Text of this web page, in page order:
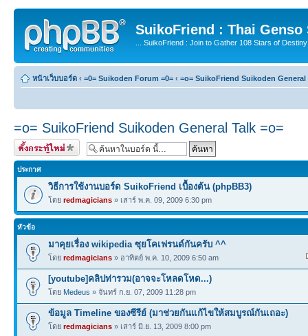
SuikoFriend : Thai Genso
... SuikoFriend : Join to Gather 108 Stars of
หน้าเว็บบอร์ด ‹ =0= Suikoden Forum =0= ‹ =o= SuikoFriend Suikoden General
=o= SuikoFriend Suikoden General Talk =o=
ตั้งกระทู้ใหม่
ประกาศ
วิธีการใช้งานบอร์ด SuikoFriend เบื้องต้น (phpBB3)
โดย redmagicians » เสาร์ พ.ค. 09, 2009 6:30 pm
หัวข้อ
มาคุยเรื่อง wikipedia ซุยโคเฟรนด์กันครับ ^^
โดย redmagicians » อาทิตย์ พ.ค. 10, 2009 6:50 am
[youtube]คลิปท่ารวม(อาจจะโหลดโหด...)
โดย Medeus » จันทร์ ก.ย. 07, 2009 11:28 pm
ข้อมูล Timeline ของซีรีย์ (มาช่วยกันแก้ไขให้สมบูรณ์กันเถอะ)
โดย redmagicians » เสาร์ มิ.ย. 13, 2009 8:00 pm